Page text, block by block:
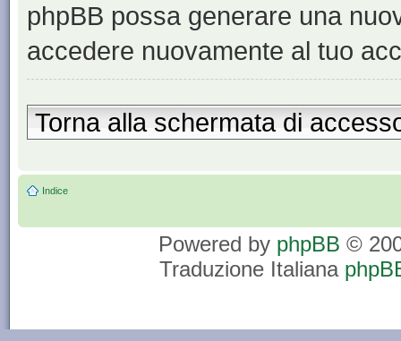
phpBB possa generare una
accedere nuovamente al tuo
Torna alla schermata di
Indice
Powered by phpBB ©
Traduzione Italiana